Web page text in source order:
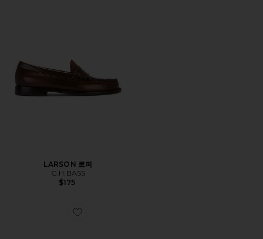
LARSON 로퍼
G.H.BASS
$175
Favorite LARSON 로퍼